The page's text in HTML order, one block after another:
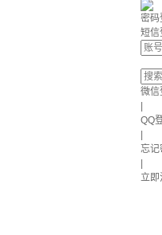
密码
短信
微信
QQ
忘记
立即